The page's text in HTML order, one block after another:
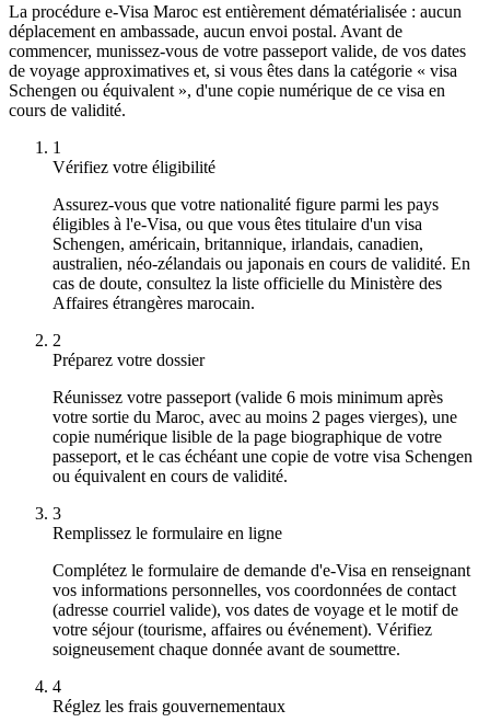
La procédure e-Visa Maroc est entièrement dématérialisée : aucun
déplacement en ambassade, aucun envoi postal. Avant de
commencer, munissez-vous de votre passeport valide, de vos dates
de voyage approximatives et, si vous êtes dans la catégorie « visa
Schengen ou équivalent », d'une copie numérique de ce visa en
cours de validité.
1
Vérifiez votre éligibilité
Assurez-vous que votre nationalité figure parmi les pays
éligibles à l'e-Visa, ou que vous êtes titulaire d'un visa
Schengen, américain, britannique, irlandais, canadien,
australien, néo-zélandais ou japonais en cours de validité. En
cas de doute, consultez la liste officielle du Ministère des
Affaires étrangères marocain.
2
Préparez votre dossier
Réunissez votre passeport (valide 6 mois minimum après
votre sortie du Maroc, avec au moins 2 pages vierges), une
copie numérique lisible de la page biographique de votre
passeport, et le cas échéant une copie de votre visa Schengen
ou équivalent en cours de validité.
3
Remplissez le formulaire en ligne
Complétez le formulaire de demande d'e-Visa en renseignant
vos informations personnelles, vos coordonnées de contact
(adresse courriel valide), vos dates de voyage et le motif de
votre séjour (tourisme, affaires ou événement). Vérifiez
soigneusement chaque donnée avant de soumettre.
4
Réglez les frais gouvernementaux